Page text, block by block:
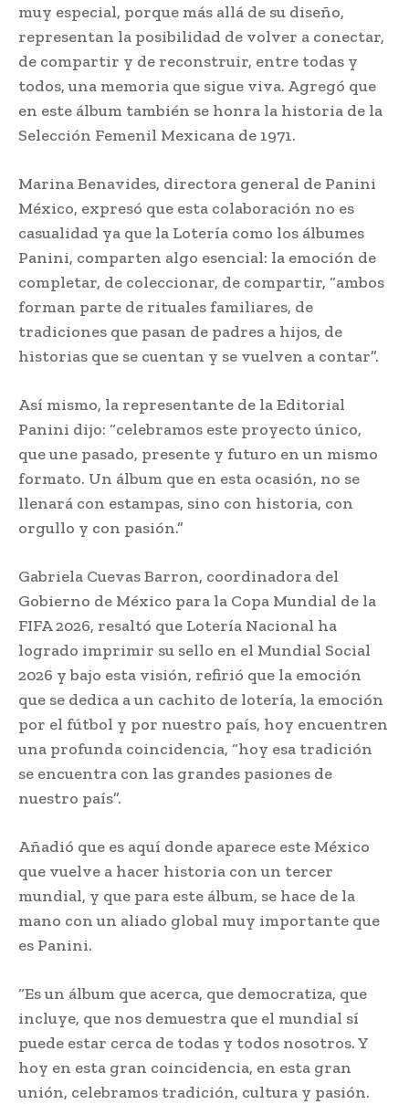
muy especial, porque más allá de su diseño,
representan la posibilidad de volver a conectar,
de compartir y de reconstruir, entre todas y
todos, una memoria que sigue viva. Agregó que
en este álbum también se honra la historia de la
Selección Femenil Mexicana de 1971.
Marina Benavides, directora general de Panini
México, expresó que esta colaboración no es
casualidad ya que la Lotería como los álbumes
Panini, comparten algo esencial: la emoción de
completar, de coleccionar, de compartir, “ambos
forman parte de rituales familiares, de
tradiciones que pasan de padres a hijos, de
historias que se cuentan y se vuelven a contar”.
Así mismo, la representante de la Editorial
Panini dijo: “celebramos este proyecto único,
que une pasado, presente y futuro en un mismo
formato. Un álbum que en esta ocasión, no se
llenará con estampas, sino con historia, con
orgullo y con pasión.”
Gabriela Cuevas Barron, coordinadora del
Gobierno de México para la Copa Mundial de la
FIFA 2026, resaltó que Lotería Nacional ha
logrado imprimir su sello en el Mundial Social
2026 y bajo esta visión, refirió que la emoción
que se dedica a un cachito de lotería, la emoción
por el fútbol y por nuestro país, hoy encuentren
una profunda coincidencia, “hoy esa tradición
se encuentra con las grandes pasiones de
nuestro país”.
Añadió que es aquí donde aparece este México
que vuelve a hacer historia con un tercer
mundial, y que para este álbum, se hace de la
mano con un aliado global muy importante que
es Panini.
“Es un álbum que acerca, que democratiza, que
incluye, que nos demuestra que el mundial sí
puede estar cerca de todas y todos nosotros. Y
hoy en esta gran coincidencia, en esta gran
unión, celebramos tradición, cultura y pasión.